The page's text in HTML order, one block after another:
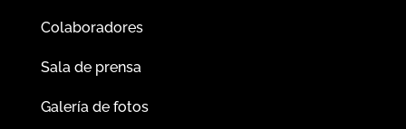
Colaboradores
Sala de prensa
Galería de fotos